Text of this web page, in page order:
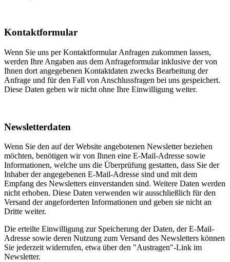
Kontaktformular
Wenn Sie uns per Kontaktformular Anfragen zukommen lassen,
werden Ihre Angaben aus dem Anfrageformular inklusive der von
Ihnen dort angegebenen Kontaktdaten zwecks Bearbeitung der
Anfrage und für den Fall von Anschlussfragen bei uns gespeichert.
Diese Daten geben wir nicht ohne Ihre Einwilligung weiter.
Newsletterdaten
Wenn Sie den auf der Website angebotenen Newsletter beziehen
möchten, benötigen wir von Ihnen eine E-Mail-Adresse sowie
Informationen, welche uns die Überprüfung gestatten, dass Sie der
Inhaber der angegebenen E-Mail-Adresse sind und mit dem
Empfang des Newsletters einverstanden sind. Weitere Daten werden
nicht erhoben. Diese Daten verwenden wir ausschließlich für den
Versand der angeforderten Informationen und geben sie nicht an
Dritte weiter.
Die erteilte Einwilligung zur Speicherung der Daten, der E-Mail-
Adresse sowie deren Nutzung zum Versand des Newsletters können
Sie jederzeit widerrufen, etwa über den "Austragen"-Link im
Newsletter.